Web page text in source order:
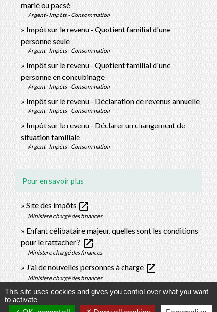
marié ou pacsé
Argent - Impôts - Consommation
Impôt sur le revenu - Quotient familial d'une
personne seule
Argent - Impôts - Consommation
Impôt sur le revenu - Quotient familial d'une
personne en concubinage
Argent - Impôts - Consommation
Impôt sur le revenu - Déclaration de revenus annuelle
Argent - Impôts - Consommation
Impôt sur le revenu - Déclarer un changement de
situation familiale
Argent - Impôts - Consommation
Pour en savoir plus
Site des impôts open_in_new
Ministère chargé des finances
Enfant célibataire majeur, quelles sont les conditions
pour le rattacher ?open_in_new
Ministère chargé des finances
J'ai de nouvelles personnes à chargeopen_in_new
Ministère chargé des finances
Brochure pratique 2023 - Déclaration des revenus de
2022open_in_new
This site uses cookies and gives you control over what you want
to activate